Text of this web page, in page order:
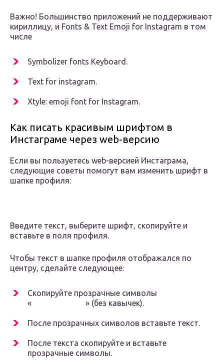
Важно! Большинство приложений не поддерживают
кириллицу, и Fonts & Text Emoji for Instagram в том
числе
Symbolizer fonts Keyboard.
Text for instagram.
Xtyle: emoji font for Instagram.
Как писать красивым шрифтом в
Инстаграме через web-версию
Если вы пользуетесь web-версией Инстаграма,
следующие советы помогут вам изменить шрифт в
шапке профиля:
Введите текст, выберите шрифт, скопируйте и
вставьте в поля профиля.
Чтобы текст в шапке профиля отображался по
центру, сделайте следующее:
Скопируйте прозрачные символы
«⠀⠀⠀⠀⠀⠀⠀⠀⠀» (без кавычек).
После прозрачных символов вставьте текст.
После текста скопируйте и вставьте
прозрачные символы.